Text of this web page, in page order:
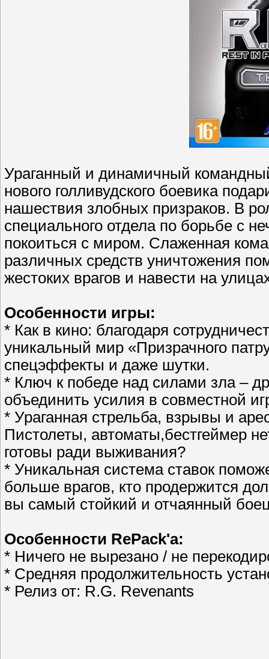
Ураганный и динамичный
нового голливудского боевика
нашествия злобных призраков. В
специального отдела по борьбе с
покоиться с миром. Слаженная
различных средств уничтожения
жестоких врагов и навести на
Особенности игры:
* Как в кино: благодаря
уникальный мир «Призрачного
спецэффекты и даже шутки.
* Ключ к победе над силами зла –
объединить усилия в совместной
* Ураганная стрельба, взрывы и
Пистолеты, автоматы,бестгеймер
готовы ради выживания?
* Уникальная система ставок
больше врагов, кто продержится
вы самый стойкий и отчаянный
Особенности RePack'a:
* Ничего не вырезано / не
* Средняя продолжительность
* Релиз от: R.G. Revenants